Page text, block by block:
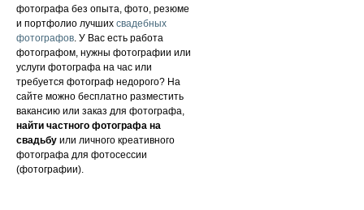
фотографа без опыта, фото, резюме
и портфолио лучших свадебных
фотографов. У Вас есть работа
фотографом, нужны фотографии или
услуги фотографа на час или
требуется фотограф недорого? На
сайте можно бесплатно разместить
вакансию или заказ для фотографа,
найти частного фотографа на
свадьбу или личного креативного
фотографа для фотосессии
(фотографии).